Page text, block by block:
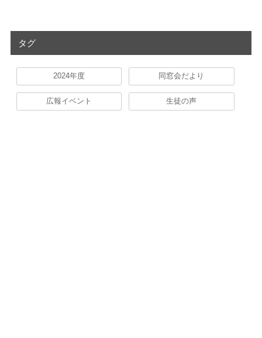
タグ
2024年度 同窓会だより
広報イベント 生徒の声